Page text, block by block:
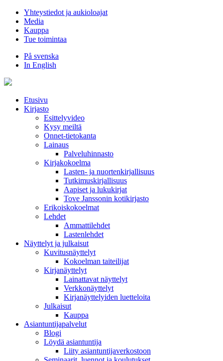
Hyppää
sisältöön
Yhteystiedot ja aukioloajat
Media
Kauppa
Tue toimintaa
På svenska
In English
Etusivu
Kirjasto
Esittelyvideo
Kysy meiltä
Onnet-tietokanta
Lainaus
Palveluhinnasto
Kirjakokoelma
Lasten- ja nuortenkirjallisuus
Tutkimuskirjallisuus
Aapiset ja lukukirjat
Tove Janssonin kotikirjasto
Erikoiskokoelmat
Lehdet
Ammattilehdet
Lastenlehdet
Näyttelyt ja julkaisut
Kuvitusnäyttelyt
Kokoelman taiteilijat
Kirjanäyttelyt
Lainattavat näyttelyt
Verkkonäyttelyt
Kirjanäyttelyiden luetteloita
Julkaisut
Kauppa
Asiantuntija­palvelut
Blogi
Löydä asiantuntija
Liity asiantuntijaverkostoon